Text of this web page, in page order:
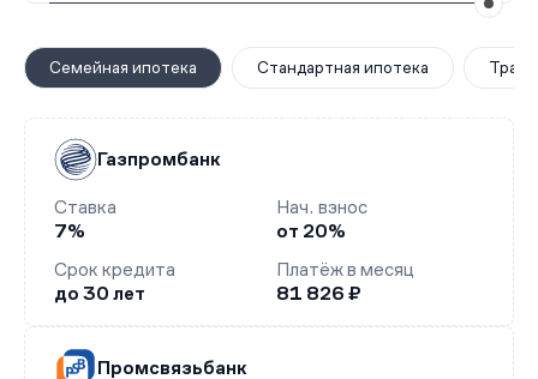
Семейная ипотека Стандартная ипотека
Газпромбанк
Ставка
7%
Нач. взнос
от 20%
Срок кредита
до 30 лет
Платёж в месяц
81 826 ₽
Промсвязьбанк